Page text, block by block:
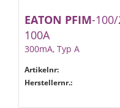
EATON PFIM-
100A
300mA, Typ A
Artikelnr:
Herstellernr.: